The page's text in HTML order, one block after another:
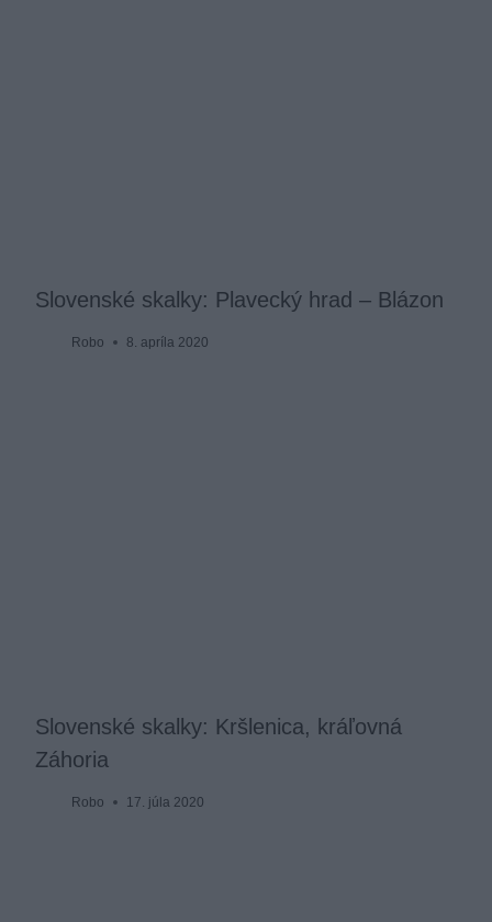
Slovenské skalky: Plavecký hrad – Blázon
Robo 8. apríla 2020
Slovenské skalky: Kršlenica, kráľovná
Záhoria
Robo 17. júla 2020